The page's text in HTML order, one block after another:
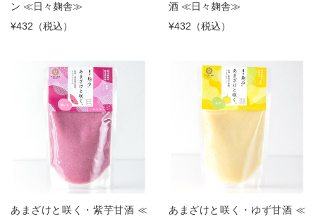
ン ≪日々麹舎≫
¥432（税込）
酒 ≪日々麹舎≫
¥432（税込）
あまざけと咲く・紫芋甘酒 ≪
あまざけと咲く・ゆず甘酒 ≪